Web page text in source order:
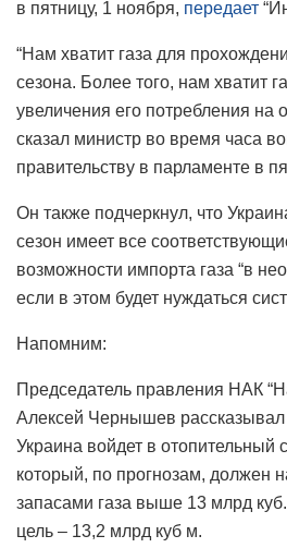
в пятницу, 1 ноября, передает
“Нам хватит газа для
сезона. Более того, нам хватит
увеличения его потребления на
сказал министр во время часа
правительству в парламенте в
Он также подчеркнул, что
сезон имеет все
возможности импорта газа “в
если в этом будет нуждаться
Напомним:
Председатель правления НАК
Алексей Чернышев рассказывал
Украина войдет в отопительный
который, по прогнозам, должен
запасами газа выше 13 млрд
цель – 13,2 млрд куб м.